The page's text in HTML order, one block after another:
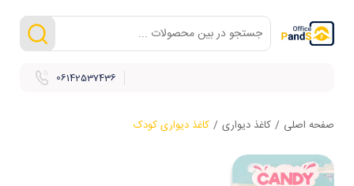
06142537436
صفحه اصلی / کاغذ دیواری / کاغذ دیواری کودک